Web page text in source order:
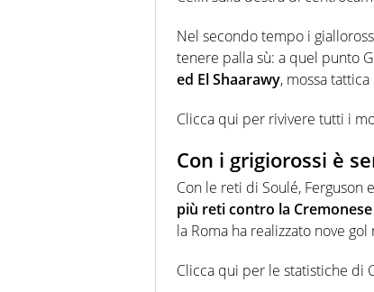
Nel secondo tempo i
tenere palla sù: a quel punto
ed El Shaarawy, mossa
Clicca qui per rivivere tutti i
Con i grigiorossi è
Con le reti di Soulé, Ferguson
più reti contro la Cremonese
la Roma ha realizzato nove
Clicca qui per le statistiche di